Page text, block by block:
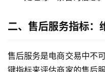
二、售后服务指标：
售后服务是电商交易中不
键指标来评估商家的售后